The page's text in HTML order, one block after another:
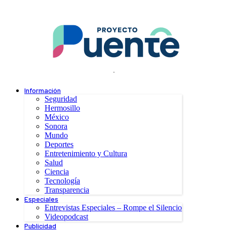
.
Información
Seguridad
Hermosillo
México
Sonora
Mundo
Deportes
Entretenimiento y Cultura
Salud
Ciencia
Tecnología
Transparencia
Especiales
Entrevistas Especiales – Rompe el Silencio
Videopodcast
Publicidad